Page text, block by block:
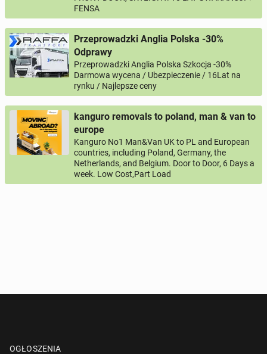
FENSA
Przeprowadzki Anglia Polska -30%
Odprawy
Przeprowadzki Anglia Polska Szkocja -30%
Darmowa wycena / Ubezpieczenie / 16Lat na
rynku / Najlepsze ceny
kanguro removals to poland, man & van to
europe
Kanguro No1 Man&Van UK to PL and European
countries, including Poland, Germany, the
Netherlands, and Belgium. Door to Door, 6 Days a
week. Low Cost,Part Load
OGŁOSZENIA